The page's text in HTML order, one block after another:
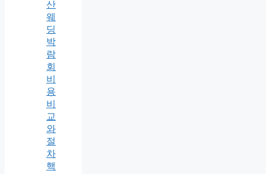
산
웨
딩
박
람
회
비
용
비
교
와
절
차
핵